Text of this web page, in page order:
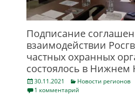
Подписание
взаимодействии
частных охранных
состоялось в Нижнем
Posted
on
30.11.2021 Categories
Новости регионов
1 комментарий